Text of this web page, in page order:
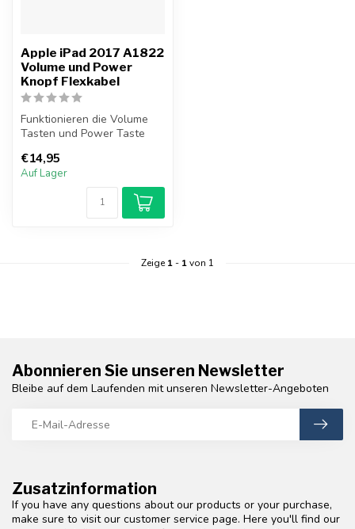
Apple iPad 2017 A1822
Volume und Power
Knopf Flexkabel
Funktionieren die Volume
Tasten und Power Taste
Taus...
€14,95
Auf Lager
Zeige1- 1von 1
Zusatzinformation
If you have any questions about our products or your purchase,
make sure to visit our customer service page. Here you'll find our
Abonnieren Sie unseren Newsletter
Bleibe auf dem Laufenden mit unseren Newsletter-Angeboten